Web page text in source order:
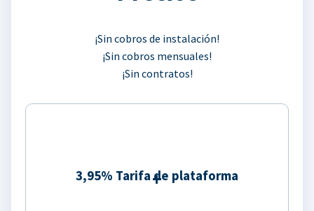
¡Sin cobros de instalación!
¡Sin cobros mensuales!
¡Sin contratos!
3,95% Tarifa de plataforma